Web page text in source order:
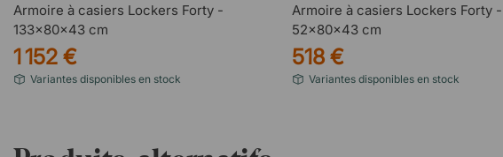
Armoire à casiers Lockers Forty -
133x80x43 cm
1 152 €
Variantes disponibles en stock
Armoire à casiers Lockers Forty -
52x80x43 cm
518 €
Variantes disponibles en stock